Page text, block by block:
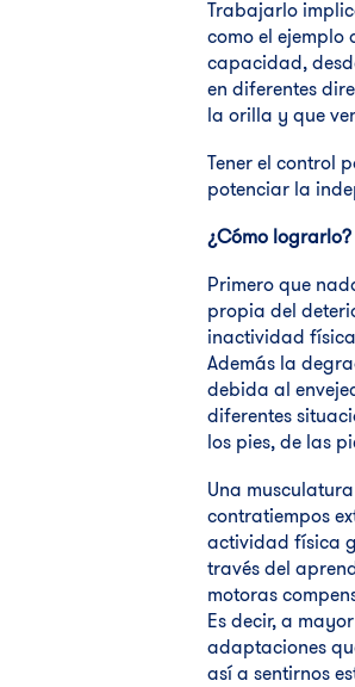
Trabajarlo
como el ejemplo
capacidad,
en diferentes
la orilla y que
Tener el control
potenciar la
¿Cómo lograrlo?
Primero que
propia del
inactividad
Además la
debida al
diferentes
los pies, de las
Una
contratiempos
actividad física
través del
motoras
Es decir, a
adaptaciones
así a sentirnos